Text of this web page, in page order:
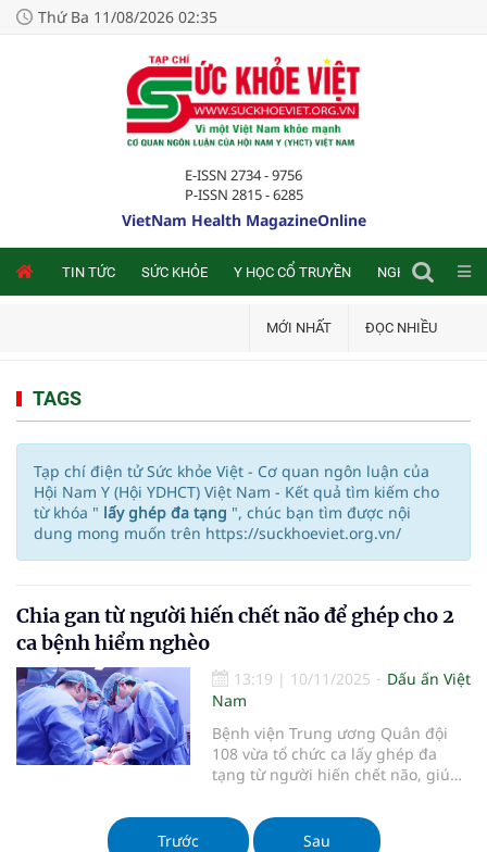
Thứ Ba 11/08/2026 02:35
E-ISSN 2734 - 9756
P-ISSN 2815 - 6285
VietNam Health MagazineOnline
TIN TỨC SỨC KHỎE Y HỌC CỔ TRUYỀN NGHIÊN CỨU
MỚI NHẤT ĐỌC NHIỀU
TAGS
Tạp chí điện tử Sức khỏe Việt - Cơ quan ngôn luận của
Hội Nam Y (Hội YDHCT) Việt Nam - Kết quả tìm kiếm cho
từ khóa " lấy ghép đa tạng ", chúc bạn tìm được nội
dung mong muốn trên https://suckhoeviet.org.vn/
Chia gan từ người hiến chết não để ghép cho 2
ca bệnh hiểm nghèo
13:19 | 10/11/2025
Dấu ấn Việt
Nam
Bệnh viện Trung ương Quân đội
108 vừa tổ chức ca lấy ghép đa
tạng từ người hiến chết não, giúp
bệnh.
Trước
Sau